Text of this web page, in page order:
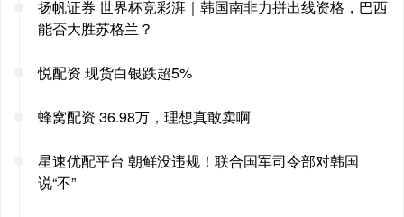
扬帆证券 世界杯竞彩湃｜韩国南非力拼出线资格，巴西
能否大胜苏格兰？
悦配资 现货白银跌超5%
蜂窝配资 36.98万，理想真敢卖啊
星速优配平台 朝鲜没违规！联合国军司令部对韩国
说“不”